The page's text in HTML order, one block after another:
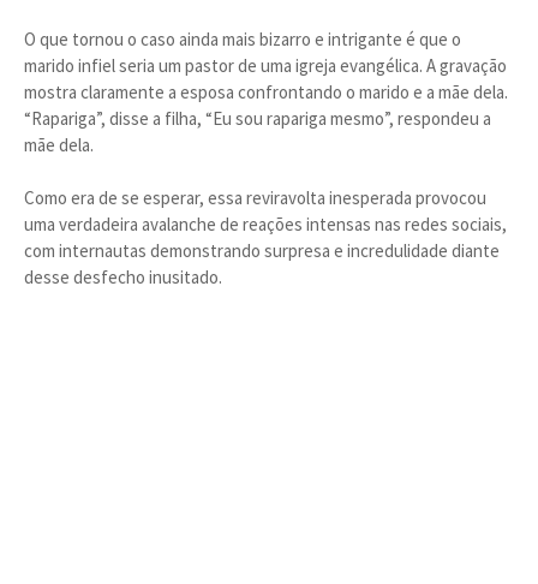
O que tornou o caso ainda mais bizarro e intrigante é que o
marido infiel seria um pastor de uma igreja evangélica. A gravação
mostra claramente a esposa confrontando o marido e a mãe dela.
“Rapariga”, disse a filha, “Eu sou rapariga mesmo”, respondeu a
mãe dela.
Como era de se esperar, essa reviravolta inesperada provocou
uma verdadeira avalanche de reações intensas nas redes sociais,
com internautas demonstrando surpresa e incredulidade diante
desse desfecho inusitado.